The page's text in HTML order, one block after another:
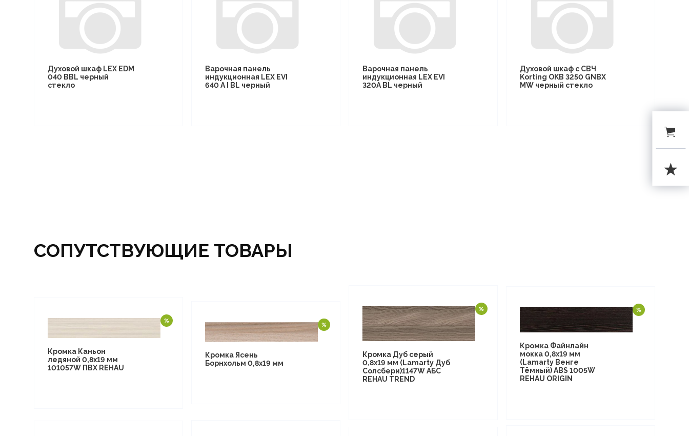
Духовой шкаф LEX EDM
040 BBL черный
стекло
Варочная панель
индукционная LEX EVI
640 A I BL черный
Варочная панель
индукционная LEX EVI
320A BL черный
Духовой шкаф с СВЧ
Korting OKB 3250 GNBX
MW черный стекло
СОПУТСТВУЮЩИЕ ТОВАРЫ
Кромка Каньон
ледяной 0,8х19 мм
101057W ПВХ REHAU
Кромка Ясень
Борнхольм 0,8х19 мм
Кромка Дуб серый
0,8х19 мм (Lamarty Дуб
Солсбери)1147W АБС
REHAU TREND
Кромка Файнлайн
мокка 0,8х19 мм
(Lamarty Венге
Тёмный) ABS 1005W
REHAU ORIGIN